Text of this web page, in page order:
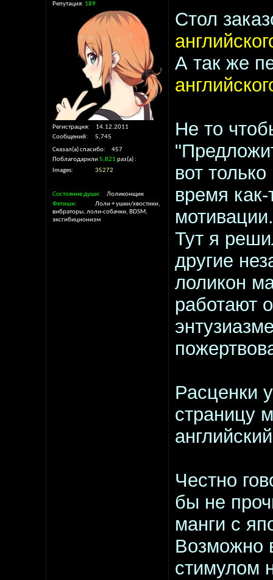
Репутация: 189
Регистрация
14.12.2011
Сообщений
5,745
Сказал(а) спасибо
457
Поблагодарили5,821 раз(а)
Images
35272
Состояние души
Лоликонщик
Фетиши
Лоли + ушки/хвостики,
вибраторы, лоли-собачки, BDSM,
эксгибиционизм
Стол
А так же
Не то
вот
время
мотивации.
Тут я
другие
лоликон
работают
Расценки
страницу
Честно
бы не
манги с
Возможно
стимулом